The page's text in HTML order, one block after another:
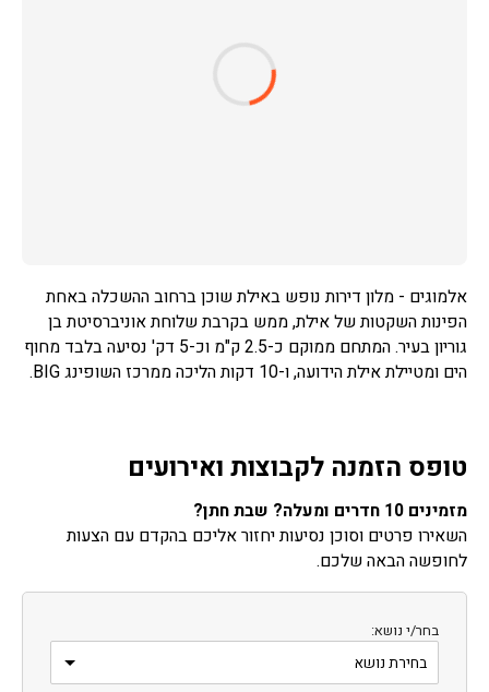
אלמוגים - מלון דירות נופש באילת שוכן ברחוב ההשכלה באחת
הפינות השקטות של אילת, ממש בקרבת שלוחת אוניברסיטת בן
גוריון בעיר. המתחם ממוקם כ-2.5 ק"מ וכ-5 דק' נסיעה בלבד מחוף
הים ומטיילת אילת הידועה, ו-10 דקות הליכה ממרכז השופינג BIG.
טופס הזמנה לקבוצות ואירועים
מזמינים 10 חדרים ומעלה? שבת חתן?
השאירו פרטים וסוכן נסיעות יחזור אליכם בהקדם עם הצעות
לחופשה הבאה שלכם.
בחר/י נושא: